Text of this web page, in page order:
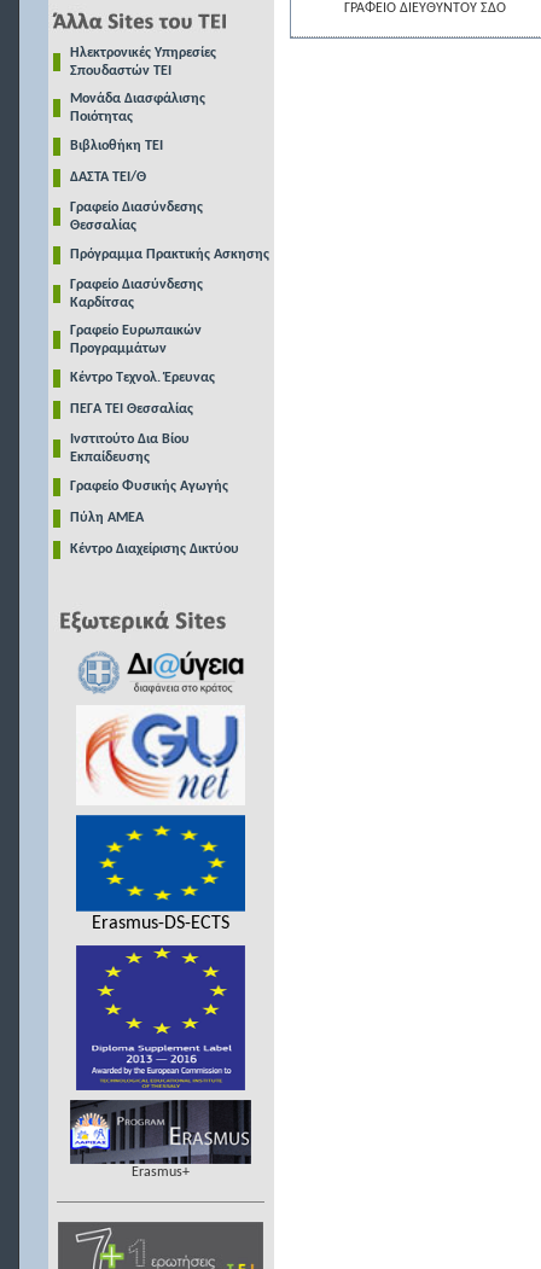
Ηλεκτρονικές Υπηρεσίες
Σπουδαστών ΤΕΙ
Μονάδα Διασφάλισης
Ποιότητας
Βιβλιοθήκη ΤΕΙ
ΔΑΣΤΑ ΤΕΙ/Θ
Γραφείο Διασύνδεσης
Θεσσαλίας
Πρόγραμμα Πρακτικής Ασκησης
Γραφείο Διασύνδεσης
Καρδίτσας
Γραφείο Ευρωπαικών
Προγραμμάτων
Κέντρο Τεχνολ. Έρευνας
ΠΕΓΑ ΤΕΙ Θεσσαλίας
Ινστιτούτο Δια Βίου
Εκπαίδευσης
Γραφείο Φυσικής Αγωγής
Πύλη ΑΜΕΑ
Κέντρο Διαχείρισης Δικτύου
Erasmus-DS-ECTS
Erasmus+
ΓΡΑΦΕΙΟ ΔΙΕΥΘΥΝΤΟΥ ΣΔΟ